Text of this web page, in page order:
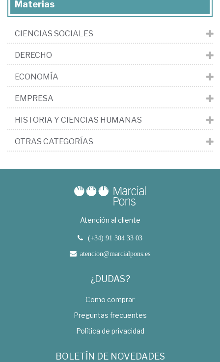
Materias
CIENCIAS SOCIALES
DERECHO
ECONOMÍA
EMPRESA
HISTORIA Y CIENCIAS HUMANAS
OTRAS CATEGORÍAS
Atención al cliente
(+34) 91 304 33 03
atencion@marcialpons.es
¿DUDAS?
Como comprar
Preguntas frecuentes
Política de privacidad
BOLETÍN DE NOVEDADES